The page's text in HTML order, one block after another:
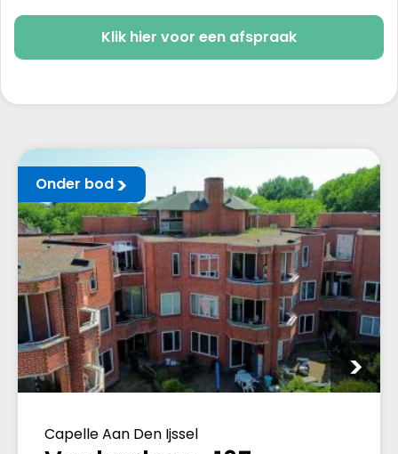
Klik hier voor een afspraak
Onder bod
Capelle Aan Den Ijssel